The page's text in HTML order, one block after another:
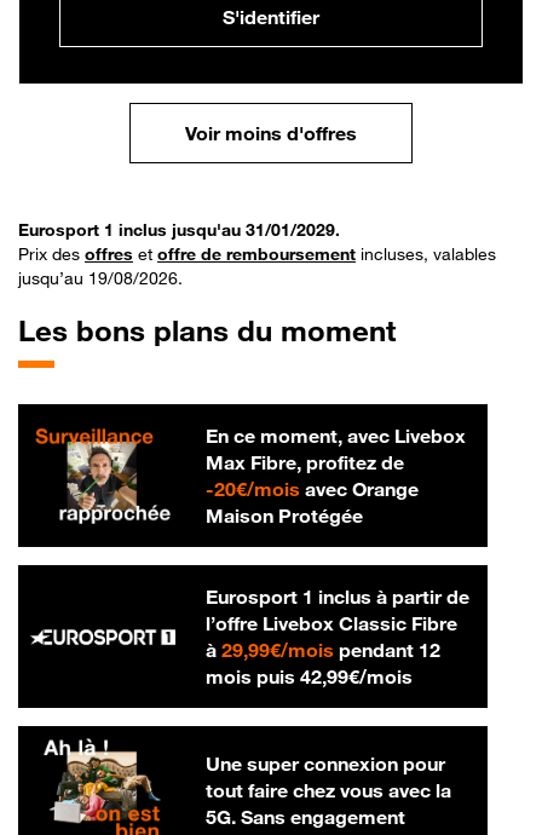
S'identifier
Voir moins d'offres
Eurosport 1 inclus jusqu'au 31/01/2029.
Prix des offres et offre de remboursement incluses, valables
jusqu’au 19/08/2026.
Les bons plans du moment
En ce moment, avec Livebox
Max Fibre, profitez de
-20€/mois20 € par mois
avec Orange
Maison Protégée
Eurosport 1 inclus à partir de
l’offre Livebox Classic Fibre
à 29,99€/mois29,99 € par mois
pendant 12
mois puis 42,99€/mois42,99 € par
Une super connexion pour
tout faire chez vous avec la
5G. Sans engagement